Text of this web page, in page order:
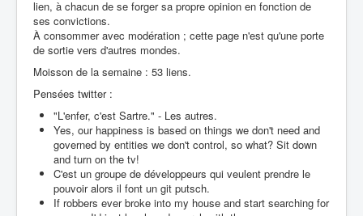
lien, à chacun de se forger sa propre opinion en fonction de
ses convictions.
À consommer avec modération ; cette page n'est qu'une porte
de sortie vers d'autres mondes.
Moisson de la semaine : 53 liens.
Pensées twitter :
"L'enfer, c'est Sartre." - Les autres.
Yes, our happiness is based on things we don't need and
governed by entities we don't control, so what? Sit down
and turn on the tv!
C'est un groupe de développeurs qui veulent prendre le
pouvoir alors il font un git putsch.
If robbers ever broke into my house and start searching for